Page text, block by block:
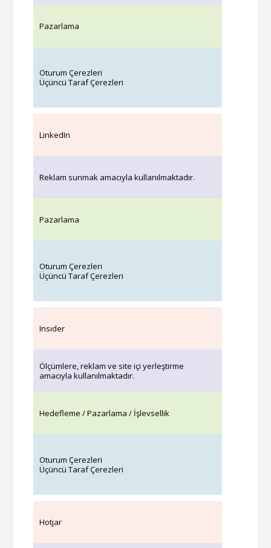
Pazarlama
Oturum Çerezleri
Üçüncü Taraf Çerezleri
LinkedIn
Reklam sunmak amacıyla kullanılmaktadır.
Pazarlama
Oturum Çerezleri
Üçüncü Taraf Çerezleri
Insıder
Ölçümlere, reklam ve site içi yerleştirme
amacıyla kullanılmaktadır.
Hedefleme / Pazarlama / İşlevsellik
Oturum Çerezleri
Üçüncü Taraf Çerezleri
Hotjar